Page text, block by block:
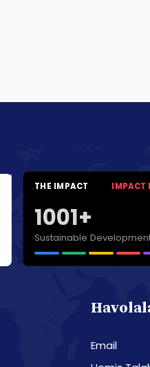
THE IMPACT IMPACT
1001+
Sustainable
Email